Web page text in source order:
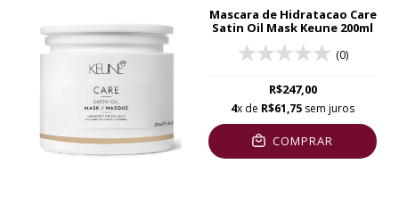
Mascara de Hidratacao Care
Satin Oil Mask Keune 200ml
(0)
R$247,00
4x de R$61,75 sem juros
COMPRAR